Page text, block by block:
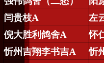
闫贵枝A 左
倪大胜利鸽舍A 怀
忻州吉翔李书吉A 忻